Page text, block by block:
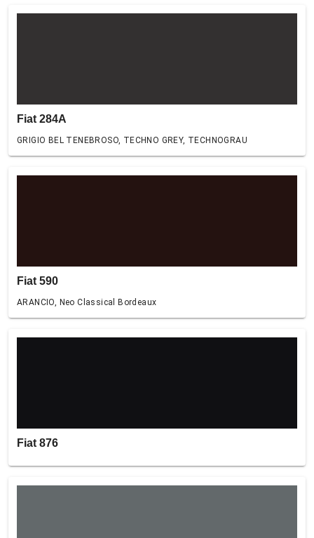
Fiat 284A
GRIGIO BEL TENEBROSO, TECHNO GREY, TECHNOGRAU
Fiat 590
ARANCIO, Neo Classical Bordeaux
Fiat 876